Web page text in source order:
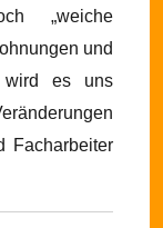
„weiche
und
wird es uns
Facharbeiter